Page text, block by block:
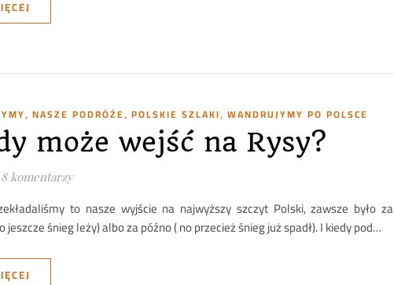
, NASZE PODRÓŻE, POLSKIE SZLAKI, WANDRUJYMY PO POLSCE
może wejść na Rysy?
8 komentarzy
to nasze wyjście na najwyższy szczyt Polski, zawsze było za
jeszcze śnieg leży) albo za późno ( no przecież śnieg już spadł). I kiedy pod…